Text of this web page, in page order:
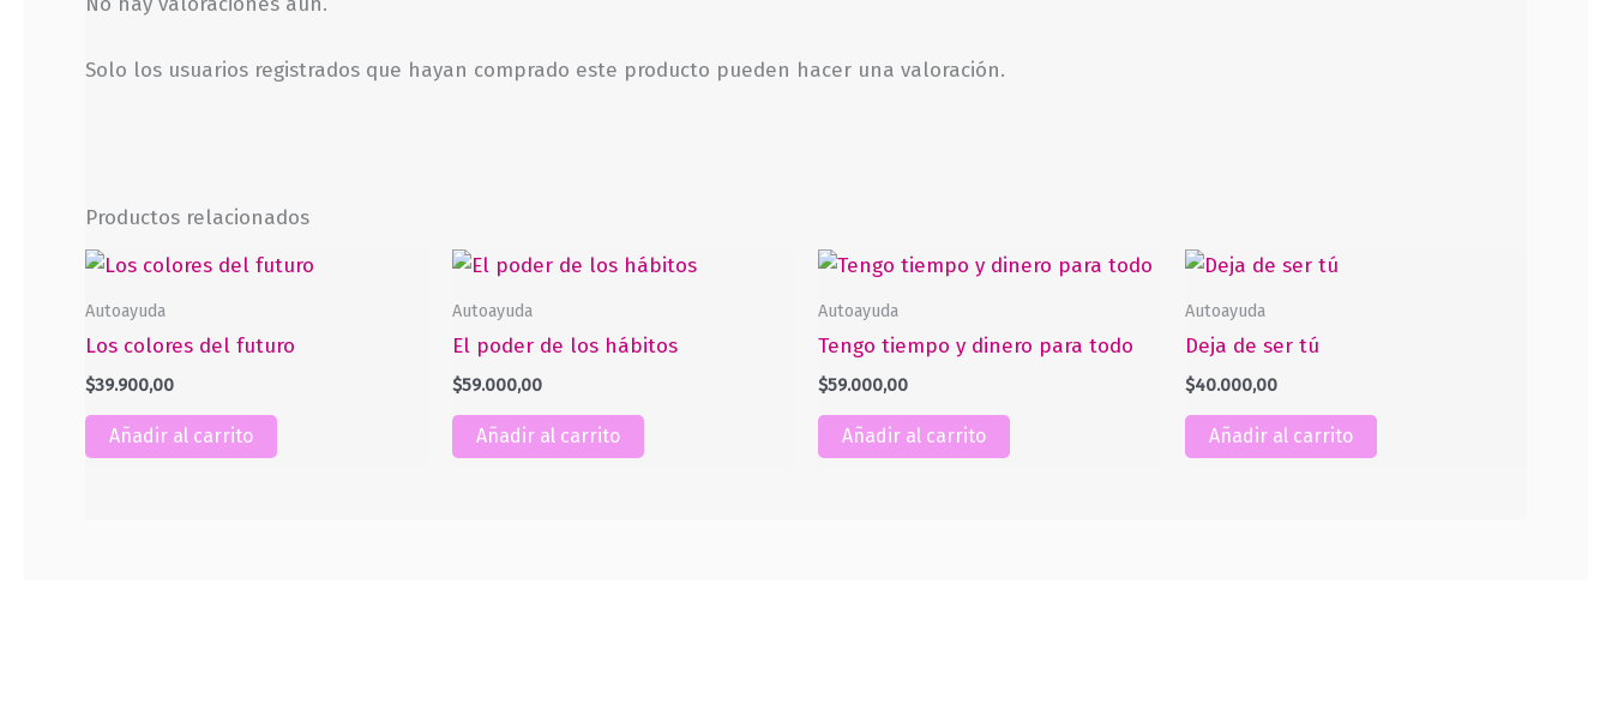
Solo los usuarios registrados que hayan comprado este producto pueden hacer una valoración.
Productos relacionados
Autoayuda
Los colores del futuro
$39.900,00
Añadir al carrito
Autoayuda
El poder de los hábitos
$59.000,00
Añadir al carrito
Autoayuda
Tengo tiempo y dinero para todo
$59.000,00
Añadir al carrito
Autoayuda
Deja de ser tú
$40.000,00
Añadir al carrito